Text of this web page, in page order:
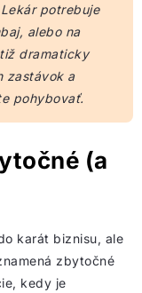
potrebuje
alebo na
dramaticky
zastávok a
pohybovať.
(a
karát biznisu, ale
zbytočné
kedy je